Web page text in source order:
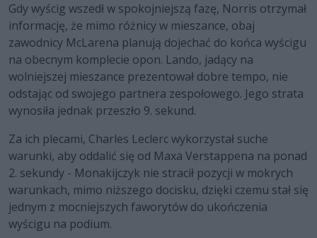
Gdy wyścig wszedł w spokojniejszą fazę, Norris otrzymał
informację, że mimo różnicy w mieszance, obaj
zawodnicy McLarena planują dojechać do końca wyścigu
na obecnym komplecie opon. Lando, jadący na
wolniejszej mieszance prezentował dobre tempo, nie
odstając od swojego partnera zespołowego. Jego strata
wynosiła jednak przeszło 9. sekund.
Za ich plecami, Charles Leclerc wykorzystał suche
warunki, aby oddalić się od Maxa Verstappena na ponad
2. sekundy - Monakijczyk nie stracił pozycji w mokrych
warunkach, mimo niższego docisku, dzięki czemu stał się
jednym z mocniejszych faworytów do ukończenia
wyścigu na podium.